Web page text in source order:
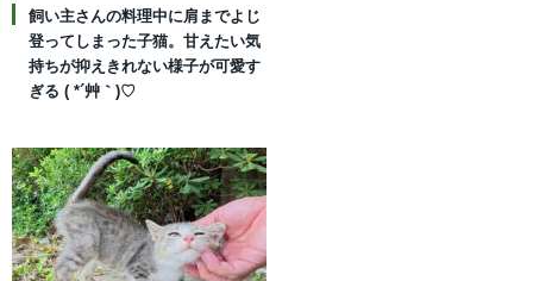
飼い主さんの料理中に肩までよじ
登ってしまった子猫。甘えたい気
持ちが抑えきれない様子が可愛す
ぎる ( *´艸｀)♡